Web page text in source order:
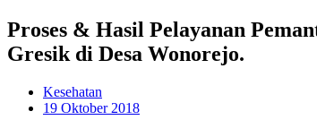
Proses & Hasil Pelayanan
Gresik di Desa Wonorejo.
Kesehatan
19 Oktober 2018